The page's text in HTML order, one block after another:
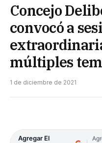
Concejo
convocó a
múltiples
1 de diciembre de 2021
Agregar El